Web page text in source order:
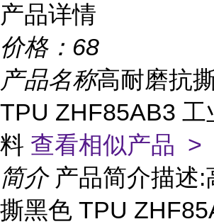
产品详情
价格： 68
产品名称高耐磨抗
TPU ZHF85AB3 工
料 查看相似产品 >
简介 产品简介描述:
撕黑色 TPU